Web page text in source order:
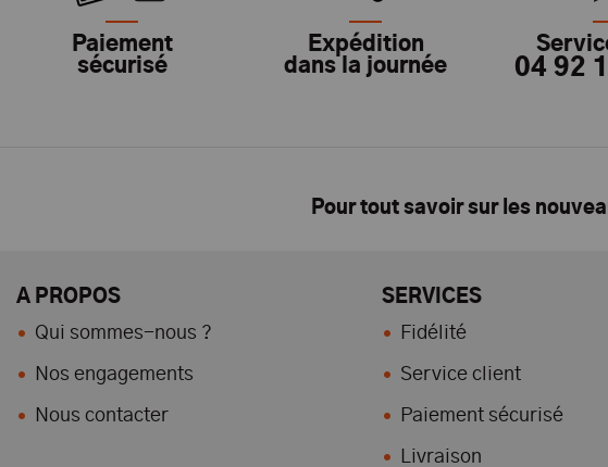
Paiement
sécurisé
Expédition
dans la journée
04 92
Pour tout savoir sur les
A PROPOS
Qui sommes-nous ?
Nos engagements
Nous contacter
SERVICES
Fidélité
Service client
Paiement sécurisé
Livraison